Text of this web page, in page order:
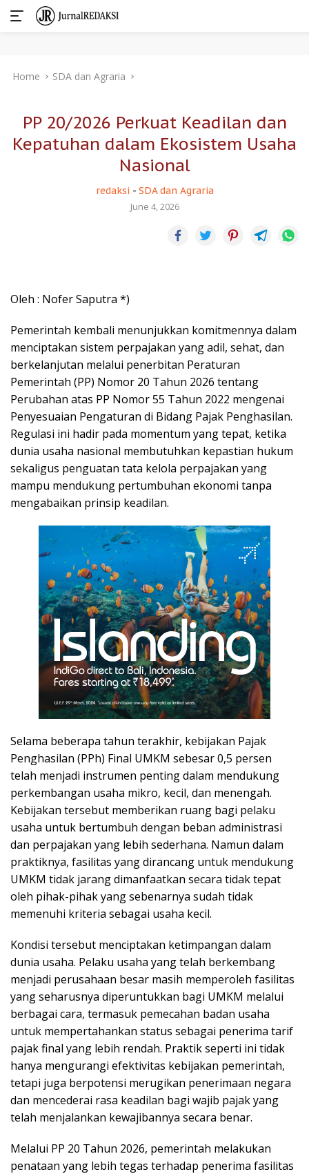
Home SDA dan Agraria
PP 20/2026 Perkuat Keadilan dan
Kepatuhan dalam Ekosistem Usaha
Nasional
redaksi - SDA dan Agraria
June 4, 2026
Oleh : Nofer Saputra *)
Pemerintah kembali menunjukkan komitmennya dalam
menciptakan sistem perpajakan yang adil, sehat, dan
berkelanjutan melalui penerbitan Peraturan
Pemerintah (PP) Nomor 20 Tahun 2026 tentang
Perubahan atas PP Nomor 55 Tahun 2022 mengenai
Penyesuaian Pengaturan di Bidang Pajak Penghasilan.
Regulasi ini hadir pada momentum yang tepat, ketika
dunia usaha nasional membutuhkan kepastian hukum
sekaligus penguatan tata kelola perpajakan yang
mampu mendukung pertumbuhan ekonomi tanpa
mengabaikan prinsip keadilan.
Selama beberapa tahun terakhir, kebijakan Pajak
Penghasilan (PPh) Final UMKM sebesar 0,5 persen
telah menjadi instrumen penting dalam mendukung
perkembangan usaha mikro, kecil, dan menengah.
Kebijakan tersebut memberikan ruang bagi pelaku
usaha untuk bertumbuh dengan beban administrasi
dan perpajakan yang lebih sederhana. Namun dalam
praktiknya, fasilitas yang dirancang untuk mendukung
UMKM tidak jarang dimanfaatkan secara tidak tepat
oleh pihak-pihak yang sebenarnya sudah tidak
memenuhi kriteria sebagai usaha kecil.
Kondisi tersebut menciptakan ketimpangan dalam
dunia usaha. Pelaku usaha yang telah berkembang
menjadi perusahaan besar masih memperoleh fasilitas
yang seharusnya diperuntukkan bagi UMKM melalui
berbagai cara, termasuk pemecahan badan usaha
untuk mempertahankan status sebagai penerima tarif
pajak final yang lebih rendah. Praktik seperti ini tidak
hanya mengurangi efektivitas kebijakan pemerintah,
tetapi juga berpotensi merugikan penerimaan negara
dan mencederai rasa keadilan bagi wajib pajak yang
telah menjalankan kewajibannya secara benar.
Melalui PP 20 Tahun 2026, pemerintah melakukan
penataan yang lebih tegas terhadap penerima fasilitas